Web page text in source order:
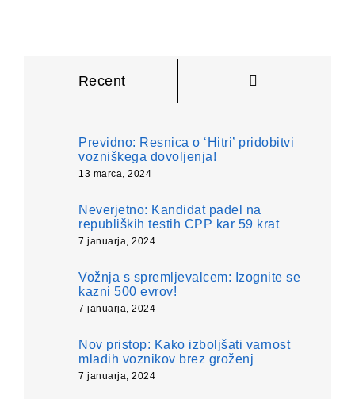
Recent
Previdno: Resnica o ‘Hitri’ pridobitvi
vozniškega dovoljenja!
13 marca, 2024
Neverjetno: Kandidat padel na
republiških testih CPP kar 59 krat
7 januarja, 2024
Vožnja s spremljevalcem: Izognite se
kazni 500 evrov!
7 januarja, 2024
Nov pristop: Kako izboljšati varnost
mladih voznikov brez groženj
7 januarja, 2024